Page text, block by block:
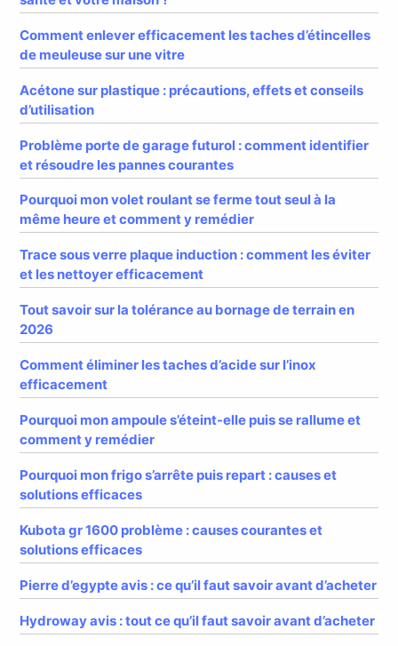
Comment enlever efficacement les taches d’étincelles
de meuleuse sur une vitre
Acétone sur plastique : précautions, effets et conseils
d’utilisation
Problème porte de garage futurol : comment identifier
et résoudre les pannes courantes
Pourquoi mon volet roulant se ferme tout seul à la
même heure et comment y remédier
Trace sous verre plaque induction : comment les éviter
et les nettoyer efficacement
Tout savoir sur la tolérance au bornage de terrain en
2026
Comment éliminer les taches d’acide sur l’inox
efficacement
Pourquoi mon ampoule s’éteint-elle puis se rallume et
comment y remédier
Pourquoi mon frigo s’arrête puis repart : causes et
solutions efficaces
Kubota gr 1600 problème : causes courantes et
solutions efficaces
Pierre d’egypte avis : ce qu’il faut savoir avant d’acheter
Hydroway avis : tout ce qu’il faut savoir avant d’acheter